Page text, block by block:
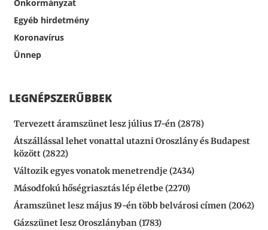
Önkormányzat
Egyéb hirdetmény
Koronavírus
Ünnep
LEGNÉPSZERŰBBEK
Tervezett áramszünet lesz július 17-én (2878)
Átszállással lehet vonattal utazni Oroszlány és Budapest
között (2822)
Változik egyes vonatok menetrendje (2434)
Másodfokú hőségriasztás lép életbe (2270)
Áramszünet lesz május 19-én több belvárosi címen (2062)
Gázszünet lesz Oroszlányban (1783)